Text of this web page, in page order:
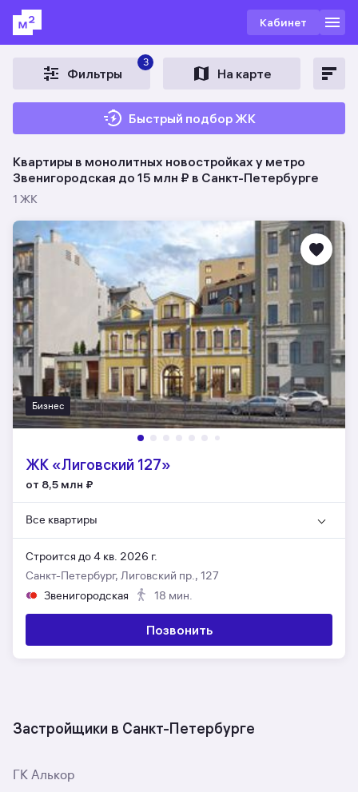
Кабинет
Фильтры
3
На карте
Быстрый подбор ЖК
Квартиры в монолитных новостройках у метро
Звенигородская до 15 млн ₽ в Санкт-Петербурге
1 ЖК
Бизнес
ЖК «Лиговский 127»
от 8,5 млн ₽
Все квартиры
Строится до 4 кв. 2026 г.
Санкт-Петербург, Лиговский пр., 127
Звенигородская
18 мин.
Позвонить
Застройщики в Санкт-Петербурге
ГК Алькор